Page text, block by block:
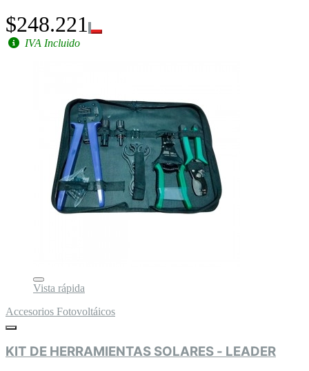
$248.221
IVA Incluido
Vista rápida
Accesorios Fotovoltáicos
KIT DE HERRAMIENTAS SOLARES - LEADER